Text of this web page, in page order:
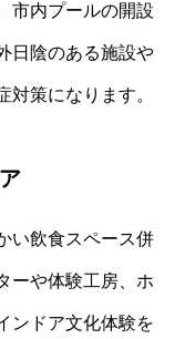
市内プールの開設
日陰のある施設や
策になります。
い飲食スペース併
ーや体験工房、ホ
ンドア文化体験を